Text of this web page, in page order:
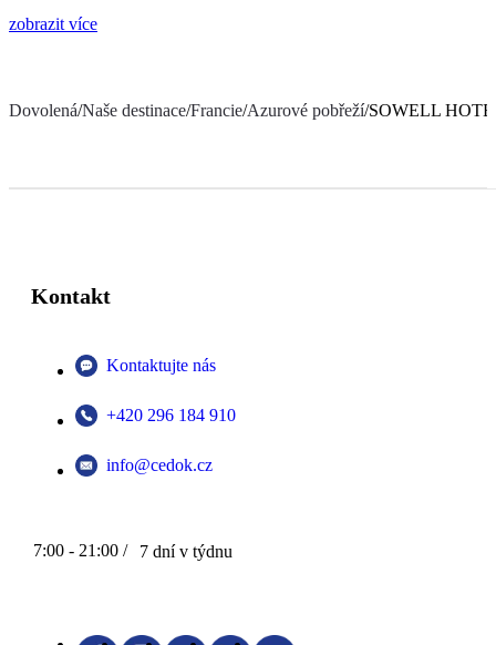
zobrazit více
Dovolená/Naše destinace/Francie/Azurové pobřeží/SOWELL
Kontakt
Kontaktujte nás
+420 296 184 910
info@cedok.cz
7:00 - 21:00 / 7 dní v týdnu